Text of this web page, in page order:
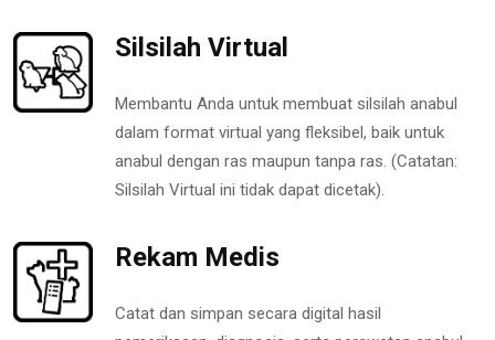
Silsilah Virtual
Membantu Anda untuk membuat silsilah anabul
dalam format virtual yang fleksibel, baik untuk
anabul dengan ras maupun tanpa ras. (Catatan:
Silsilah Virtual ini tidak dapat dicetak).
Rekam Medis
Catat dan simpan secara digital hasil